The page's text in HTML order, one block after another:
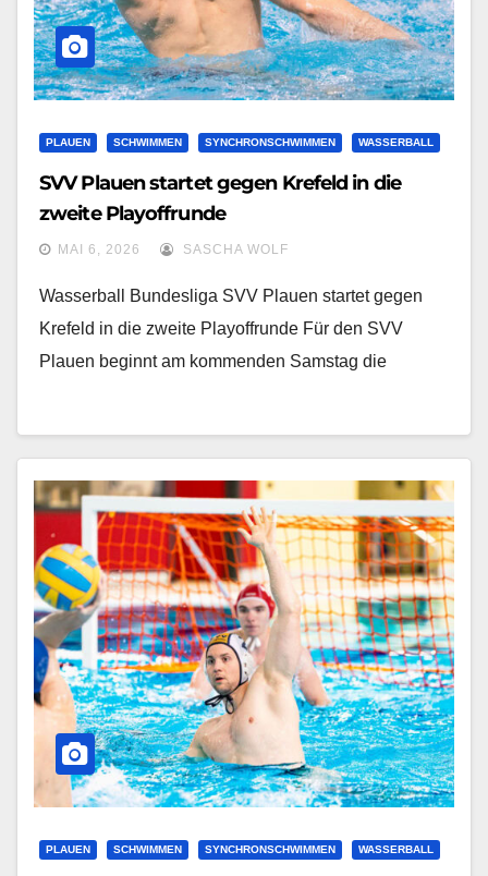
PLAUEN SCHWIMMEN SYNCHRONSCHWIMMEN WASSERBALL
SVV Plauen startet gegen Krefeld in die
zweite Playoffrunde
MAI 6, 2026 SASCHA WOLF
Wasserball Bundesliga SVV Plauen startet gegen
Krefeld in die zweite Playoffrunde Für den SVV
Plauen beginnt am kommenden Samstag die
PLAUEN SCHWIMMEN SYNCHRONSCHWIMMEN WASSERBALL